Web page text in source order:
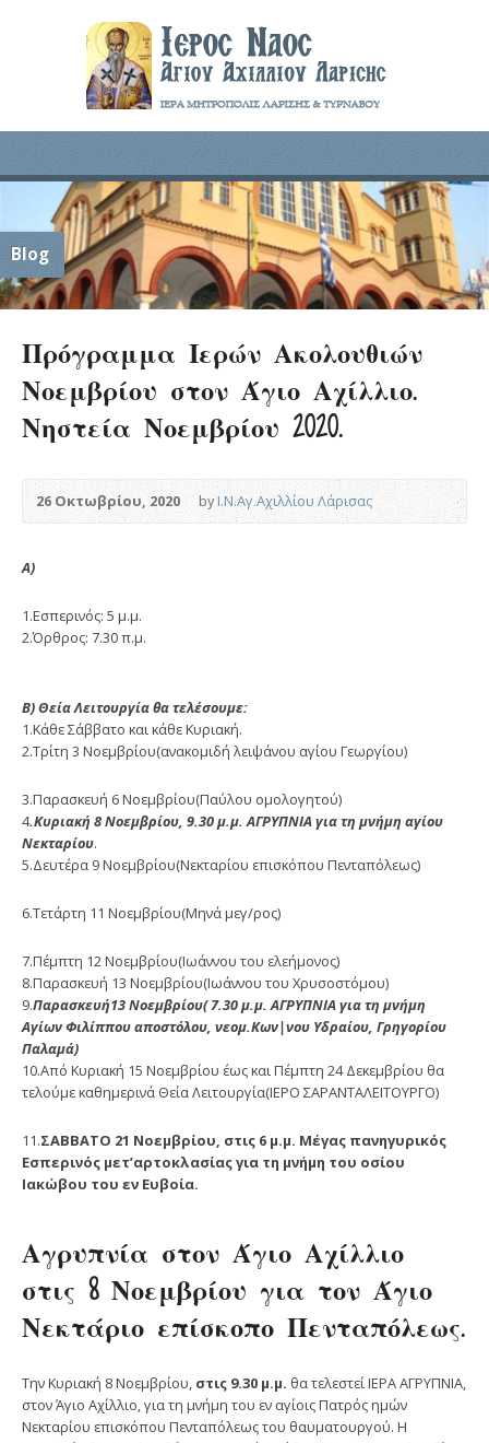
Blog
Πρόγραμμα Ιερών Ακολουθιών
Νοεμβρίου στον Άγιο Αχίλλιο.
Νηστεία Νοεμβρίου 2020.
26 Οκτωβρίου, 2020 byΙ.Ν.Αγ.Αχιλλίου Λάρισας
Α)
1.Εσπερινός: 5 μ.μ.
2.Όρθρος: 7.30 π.μ.
Β) Θεία Λειτουργία θα τελέσουμε:
1.Κάθε Σάββατο και κάθε Κυριακή.
2.Τρίτη 3 Νοεμβρίου(ανακομιδή λειψάνου αγίου Γεωργίου)
3.Παρασκευή 6 Νοεμβρίου(Παύλου ομολογητού)
4.Κυριακή 8 Νοεμβρίου, 9.30 μ.μ. ΑΓΡΥΠΝΙΑ για τη μνήμη αγίου
Νεκταρίου.
5.Δευτέρα 9 Νοεμβρίου(Νεκταρίου επισκόπου Πενταπόλεως)
6.Τετάρτη 11 Νοεμβρίου(Μηνά μεγ/ρος)
7.Πέμπτη 12 Νοεμβρίου(Ιωάννου του ελεήμονος)
8.Παρασκευή 13 Νοεμβρίου(Ιωάννου του Χρυσοστόμου)
9.Παρασκευή13 Νοεμβρίου( 7.30 μ.μ. ΑΓΡΥΠΝΙΑ για τη μνήμη
Αγίων Φιλίππου αποστόλου, νεομ.Κων|νου Υδραίου, Γρηγορίου
Παλαμά)
10.Από Κυριακή 15 Νοεμβρίου έως και Πέμπτη 24 Δεκεμβρίου θα
τελούμε καθημερινά Θεία Λειτουργία(ΙΕΡΟ ΣΑΡΑΝΤΑΛΕΙΤΟΥΡΓΟ)
11.ΣΑΒΒΑΤΟ 21 Νοεμβρίου, στις 6 μ.μ. Μέγας πανηγυρικός
Εσπερινός μετ’αρτοκλασίας για τη μνήμη του οσίου
Ιακώβου του εν Ευβοία.
Αγρυπνία στον Άγιο Αχίλλιο
στις 8 Νοεμβρίου για τον Άγιο
Νεκτάριο επίσκοπο Πενταπόλεως.
Την Κυριακή 8 Νοεμβρίου, στις 9.30 μ.μ. θα τελεστεί ΙΕΡΑ ΑΓΡΥΠΝΙΑ,
στον Άγιο Αχίλλιο, για τη μνήμη του εν αγίοις Πατρός ημών
Νεκταρίου επισκόπου Πενταπόλεως του θαυματουργού. Η